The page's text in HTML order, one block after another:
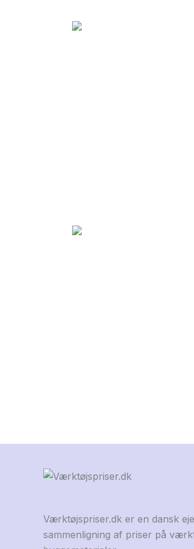
Værktøjspriser.dk er en dansk
sammenligning af priser på